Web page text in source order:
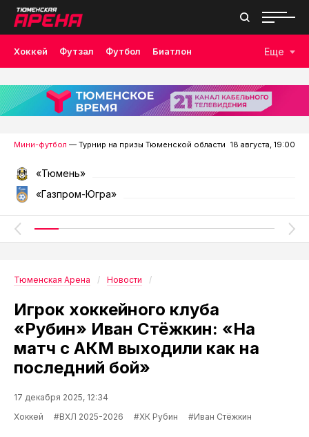
Хоккей Футзал Футбол Биатлон
Лыжные гонки Волейбол Плавание Дзюдо
Скалолазание Велоспорт Бокс
Еще
Мини-футбол — Турнир на призы Тюменской области 18 августа, 19:00
«Тюмень»
«Газпром-Югра»
Тюменская Арена Новости
Игрок хоккейного клуба
«Рубин» Иван Стёжкин: «На
матч с АКМ выходили как на
последний бой»
17 декабря 2025, 12:34
Хоккей
#ВХЛ 2025-2026 #ХК Рубин #Иван Стёжкин